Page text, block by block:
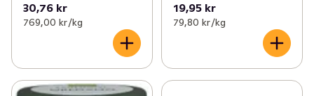
30,76 kr
769,00 kr /kg
19,95 kr
79,80 kr /kg